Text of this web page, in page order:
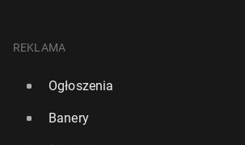
REKLAMA
Ogłoszenia
Banery